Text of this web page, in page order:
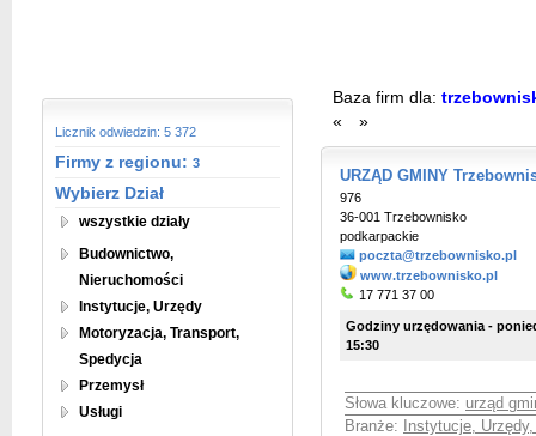
Licznik odwiedzin: 5 372
Firmy z regionu: 3
Wybierz Dział
wszystkie działy
Budownictwo,
Nieruchomości
Instytucje, Urzędy
Motoryzacja, Transport,
Spedycja
Przemysł
Usługi
Baza firm dla:
«
»
URZĄD GMINY
976
36-001 Trzebownisko
podkarpackie
poczta@trzebownisko.pl
www.trzebownisko.pl
17 771 37 00
Godziny urzędowania -
15:30
Słowa kluczowe: urząd
Branże:
Instytucje,